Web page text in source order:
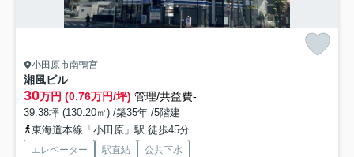
小田原市南鴨宮
湘風ビル
30万円 (0.76万円/坪) 管理/共益費-
39.38坪 (130.20㎡) /築35年 /5階建
東海道本線「小田原」駅 徒歩45分
エレベーター 駅直結 公共下水